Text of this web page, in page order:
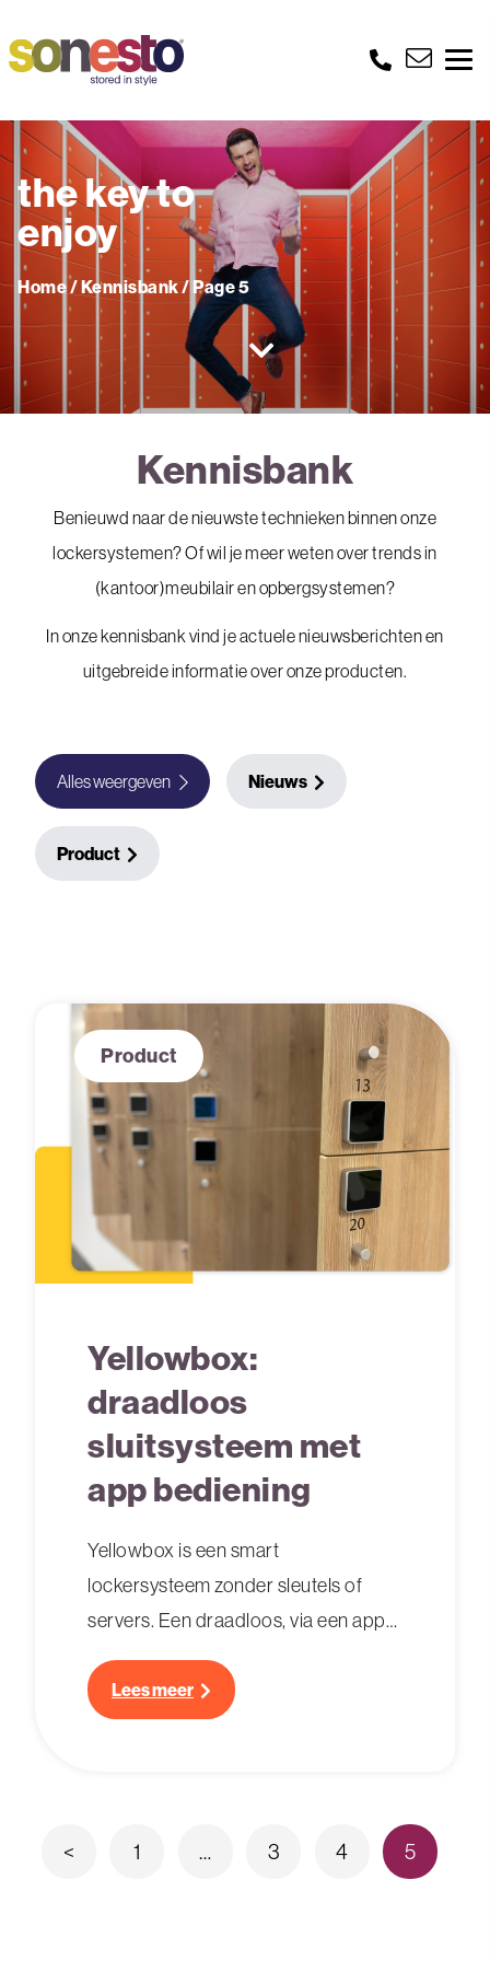
the key to
enjoy
Home/Kennisbank/ Page 5
Kennisbank
Benieuwd naar de nieuwste technieken binnen onze
lockersystemen? Of wil je meer weten over trends in
(kantoor)meubilair en opbergsystemen?
In onze kennisbank vind je actuele nieuwsberichten en
uitgebreide informatie over onze producten.
Alles weergeven Nieuws
Product
Product
Yellowbox:
draadloos
sluitsysteem met
app bediening
Yellowbox is een smart
lockersysteem zonder sleutels of
servers. Een draadloos, via een app
te bedienen elektronisch
sluitsysteem. Perfect geschikt voor
kantooromgevingen waar flexwerken
Lees meer
Berichten
paginering
< 1 … 3 4 5